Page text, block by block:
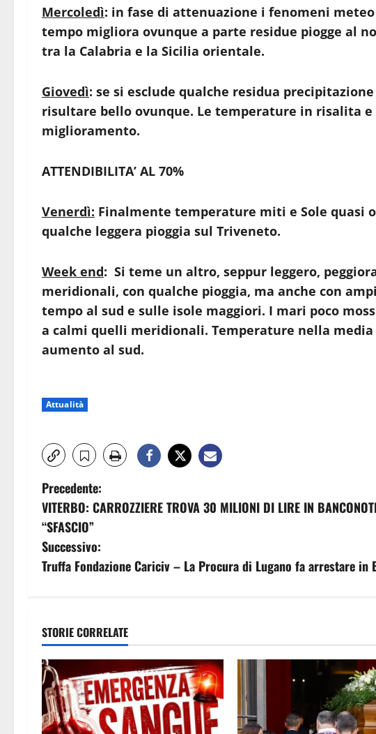
Mercoledì: in fase di attenuazione i fenomeni
tempo migliora ovunque a parte residue piogge al
tra la Calabria e la Sicilia orientale.
Giovedì: se si esclude qualche residua
risultare bello ovunque. Le temperature in risalita
miglioramento.
ATTENDIBILITA’ AL 70%
Venerdì: Finalmente temperature miti e Sole quasi
qualche leggera pioggia sul Triveneto.
Week end: Si teme un altro, seppur leggero,
meridionali, con qualche pioggia, ma anche con
tempo al sud e sulle isole maggiori. I mari poco
a calmi quelli meridionali. Temperature nella
aumento al sud.
Attualità
N
a
v
i
a
z
i
o
Precedente:
VITERBO: CARROZZIERE TROVA 30 MILIONI DI LIRE IN
“SFASCIO”
Successivo:
Truffa Fondazione Cariciv – La Procura di Lugano fa arrestare
STORIE CORRELATE